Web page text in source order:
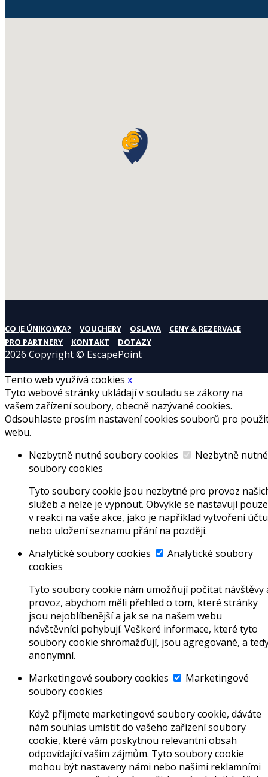
CO JE ÚNIKOVKA? VOUCHERY OSLAVA
CENY & REZERVACE
PRO PARTNERY
KONTAKT DOTAZY
2026 Copyright © EscapePoint
Tento web využívá cookies x
Tyto webové stránky ukládají v souladu se zákony na
vašem zařízení soubory, obecně nazývané cookies.
Odsouhlaste prosím nastavení cookies souborů pro
webu.
Nezbytně nutné soubory cookies
Nezbytně nutné
soubory cookies
Tyto soubory cookie jsou nezbytné pro provoz
služeb a nelze je vypnout. Obvykle se nastavují pouze
v reakci na vaše akce, jako je například vytvoření účtu
nebo uložení seznamu přání na později.
Analytické soubory cookies
Analytické soubory
cookies
Tyto soubory cookie nám umožňují počítat návštěvy
provoz, abychom měli přehled o tom, které stránky
jsou nejoblíbenější a jak se na našem webu
návštěvníci pohybují. Veškeré informace, které tyto
soubory cookie shromažďují, jsou agregované, a
anonymní.
Marketingové soubory cookies
Marketingové
soubory cookies
Když přijmete marketingové soubory cookie, dáváte
nám souhlas umístit do vašeho zařízení soubory
cookie, které vám poskytnou relevantní obsah
odpovídající vašim zájmům. Tyto soubory cookie
mohou být nastaveny námi nebo našimi reklamními